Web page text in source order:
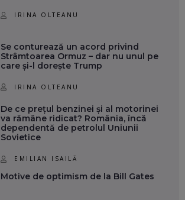
IRINA OLTEANU
Se conturează un acord privind
Strâmtoarea Ormuz – dar nu unul pe
care și-l dorește Trump
IRINA OLTEANU
De ce prețul benzinei și al motorinei
va rămâne ridicat? România, încă
dependentă de petrolul Uniunii
Sovietice
EMILIAN ISAILĂ
Motive de optimism de la Bill Gates